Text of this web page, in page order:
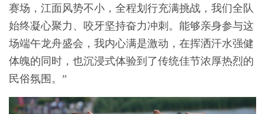
赛场，江面风势不小，全程划行充满挑战，我们全队
始终凝心聚力、咬牙坚持奋力冲刺。能够亲身参与这
场端午龙舟盛会，我内心满是激动，在挥洒汗水强健
体魄的同时，也沉浸式体验到了传统佳节浓厚热烈的
民俗氛围。”